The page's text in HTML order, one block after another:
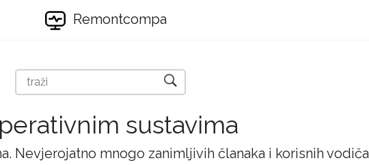
Remontcompa
sustavima
Nevjerojatno mnogo zanimljivih članaka i korisnih vodiča